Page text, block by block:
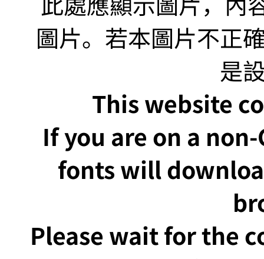
This website
If you are on a
fonts will
Please wait for the